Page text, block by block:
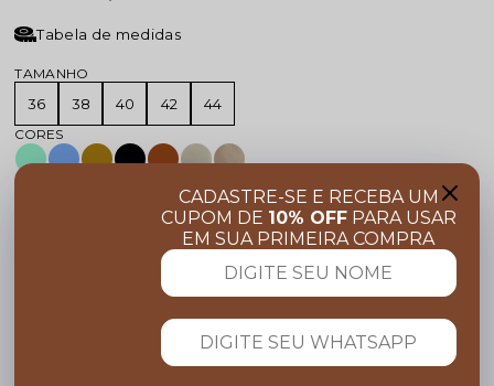
Tabela de medidas
TAMANHO
36 38 40 42 44
ADICIONAR AO CARRINHO
Pedido via WhatsApp
CALCULAR
CADASTRE-SE E RECEBA UM
CUPOM DE 10% OFFPARA USAR
EM SUA PRIMEIRA COMPRA